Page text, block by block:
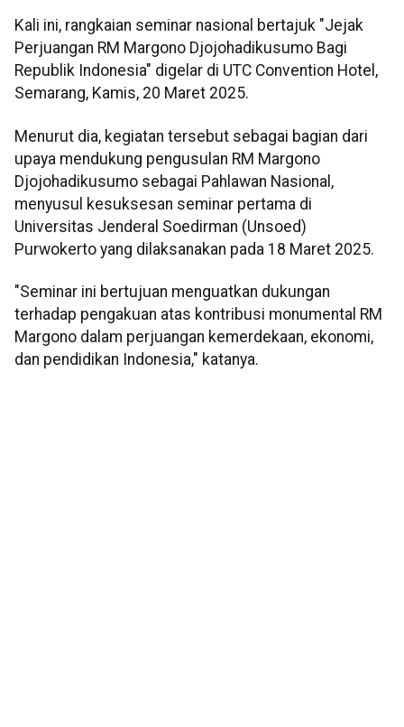
Kali ini, rangkaian seminar nasional bertajuk "Jejak
Perjuangan RM Margono Djojohadikusumo Bagi
Republik Indonesia" digelar di UTC Convention Hotel,
Semarang, Kamis, 20 Maret 2025.
Menurut dia, kegiatan tersebut sebagai bagian dari
upaya mendukung pengusulan RM Margono
Djojohadikusumo sebagai Pahlawan Nasional,
menyusul kesuksesan seminar pertama di
Universitas Jenderal Soedirman (Unsoed)
Purwokerto yang dilaksanakan pada 18 Maret 2025.
"Seminar ini bertujuan menguatkan dukungan
terhadap pengakuan atas kontribusi monumental RM
Margono dalam perjuangan kemerdekaan, ekonomi,
dan pendidikan Indonesia," katanya.